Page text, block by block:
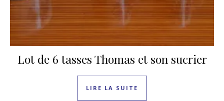
Lot de 6 tasses Thomas et son sucrier
LIRE LA SUITE